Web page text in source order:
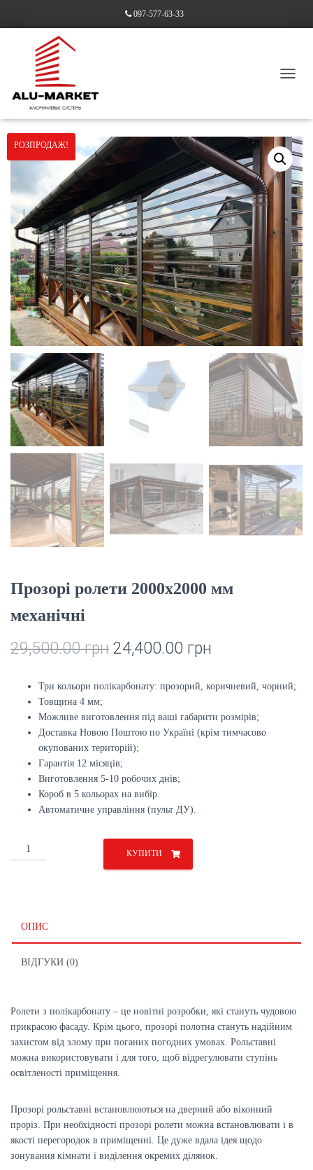
097-577-63-33
Е
М
К
Н
У
Т
Н
А
В
А
Ц
Ю
Головна/Ролети прозорі
РОЗПРОДАЖ!
Прозорі ролети 2000х2000 мм
механічні
29,500.00грн 24,400.00 грн
Три кольори полікарбонату: прозорий, коричневий, чорний;
Товщина 4 мм;
Можливе виготовлення під ваші габарити розмірів;
Доставка Новою Поштою по Україні (крім тимчасово
окупованих територій);
Гарантія 12 місяців;
Виготовлення 5-10 робочих днів;
Короб в 5 кольорах на вибір.
Автоматичне управління (пульт ДУ).
Прозорі
ролети
кількість
КУПИТИ
ОПИС
ВІДГУКИ (0)
Ролети з полікарбонату – це новітні розробки, які стануть чудовою
прикрасою фасаду. Крім цього, прозорі полотна стануть надійним
захистом від злому при поганих погодних умовах. Рольставні
можна використовувати і для того, щоб відрегулювати ступінь
освітленості приміщення.
Прозорі рольставні встановлюються на дверний або віконний
проріз. При необхідності прозорі ролети можна встановлювати і в
якості перегородок в приміщенні. Це дуже вдала ідея щодо
зонування кімнати і виділення окремих ділянок.